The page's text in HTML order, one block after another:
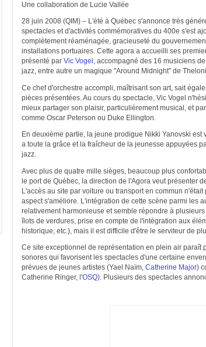
Une collaboration de Lucie Vallée
28 juin 2008 (QIM) – L'été à Québec s'annonce très
spectacles et d'activités commémoratives du 400e s'est
complètement réaménagée, gracieuseté du
installations portuaires. Cette agora a accueilli ses
présenté par Vic Vogel
, accompagné des 16 musiciens
jazz, entre autre un magique "Around Midnight" de
Ce chef d'orchestre accompli, maîtrisant son art, sait
pièces présentées. Au cours du spectacle, Vic Vogel
mieux partager son plaisir, particulièrement musical, et
comme Oscar Peterson ou Duke Ellington.
En deuxième partie, la jeune prodigue Nikki Yanovski
a toute la grâce et la fraîcheur de la jeunesse appuyées
jazz.
Avec plus de quatre mille sièges, beaucoup plus
le port de Québec, la direction de l'Agora veut présenter
L'accès au site par voiture ou transport en commun
aspect s'améliore. L'intégration de cette scène parmi les
relativement harmonieuse et semble répondre à
îlots de verdures, prise en compte de l'intégration aux
historique, etc.), mais il est difficile d'être le serviteur de
Ce site exceptionnel de représentation en plein air paraît
sonores qui favorisent les spectacles d'une certaine
prévues de jeunes artistes (Yael Naïm, Catherine Major)
Catherine Ringer, l'OSQ). Plusieurs des spectacles